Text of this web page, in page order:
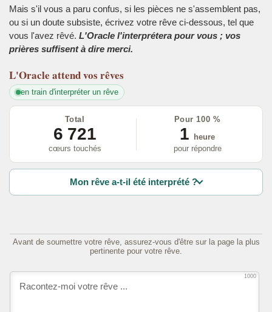
Mais s'il vous a paru confus, si les pièces ne s'assemblent pas,
ou si un doute subsiste, écrivez votre rêve ci-dessous, tel que
vous l'avez rêvé. L'Oracle l'interprétera pour vous ; vos
prières suffisent à dire merci.
L'Oracle attend vos rêves
en train d'interpréter un rêve
Total
6 721
cœurs touchés
Pour 100 %
1
heure
pour répondre
Mon rêve a-t-il été interprété ?
Avant de soumettre votre rêve, assurez-vous d'être sur la page la plus
pertinente pour votre rêve.
1000